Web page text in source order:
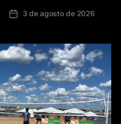
3 de agosto de 2026